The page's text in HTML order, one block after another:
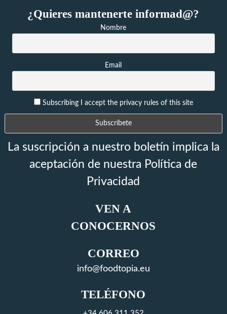
¿Quieres mantenerte informad@?
Nombre
Email
Subscribing I accept the privacy rules of this site
La suscripción a nuestro boletín implica la
aceptación de nuestra Política de
Privacidad
VEN A
CONOCERNOS
CORREO
info@foodtopia.eu
TELÉFONO